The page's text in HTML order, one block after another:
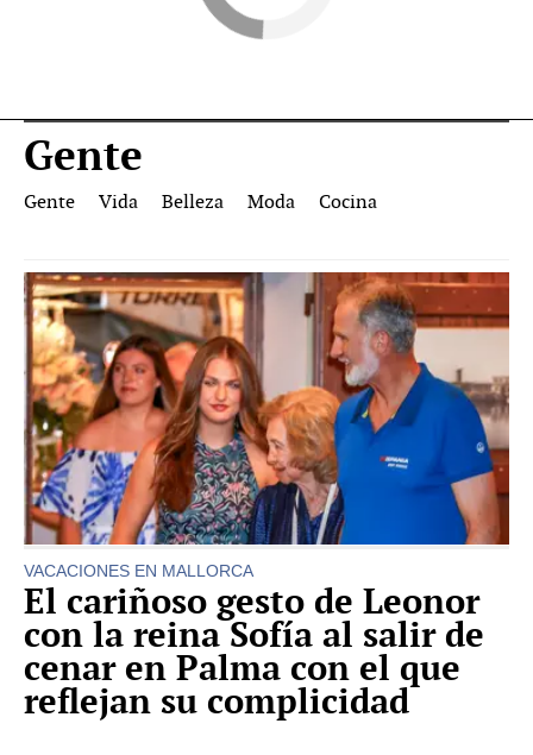
Gente
Gente Vida Belleza Moda Cocina
VACACIONES EN MALLORCA
El cariñoso gesto de Leonor
con la reina Sofía al salir de
cenar en Palma con el que
reflejan su complicidad